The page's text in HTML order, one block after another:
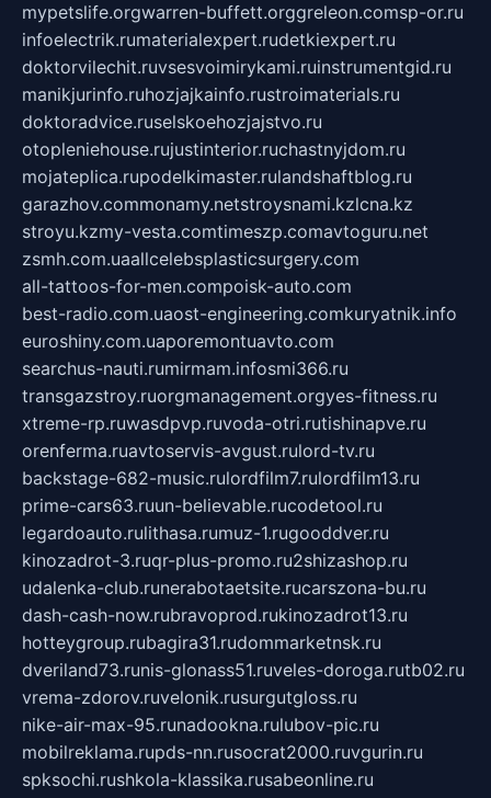
mypetslife.orgwarren-buffett.orggreleon.comsp-or.ru
infoelectrik.rumaterialexpert.rudetkiexpert.ru
doktorvilechit.ruvsesvoimirykami.ruinstrumentgid.ru
manikjurinfo.ruhozjajkainfo.rustroimaterials.ru
doktoradvice.ruselskoehozjajstvo.ru
otopleniehouse.rujustinterior.ruchastnyjdom.ru
mojateplica.rupodelkimaster.rulandshaftblog.ru
garazhov.commonamy.netstroysnami.kzlcna.kz
stroyu.kzmy-vesta.comtimeszp.comavtoguru.net
zsmh.com.uaallcelebsplasticsurgery.com
all-tattoos-for-men.compoisk-auto.com
best-radio.com.uaost-engineering.comkuryatnik.info
euroshiny.com.uaporemontuavto.com
searchus-nauti.rumirmam.infosmi366.ru
transgazstroy.ruorgmanagement.orgyes-fitness.ru
xtreme-rp.ruwasdpvp.ruvoda-otri.rutishinapve.ru
orenferma.ruavtoservis-avgust.rulord-tv.ru
backstage-682-music.rulordfilm7.rulordfilm13.ru
prime-cars63.ruun-believable.rucodetool.ru
legardoauto.rulithasa.rumuz-1.rugooddver.ru
kinozadrot-3.ruqr-plus-promo.ru2shizashop.ru
udalenka-club.runerabotaetsite.rucarszona-bu.ru
dash-cash-now.rubravoprod.rukinozadrot13.ru
hotteygroup.rubagira31.rudommarketnsk.ru
dveriland73.runis-glonass51.ruveles-doroga.rutb02.ru
vrema-zdorov.ruvelonik.rusurgutgloss.ru
nike-air-max-95.runadookna.rulubov-pic.ru
mobilreklama.rupds-nn.rusocrat2000.ruvgurin.ru
spksochi.rushkola-klassika.rusabeonline.ru